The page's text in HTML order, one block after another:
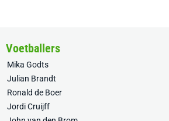
Voetballers
Mika Godts
Julian Brandt
Ronald de Boer
Jordi Cruijff